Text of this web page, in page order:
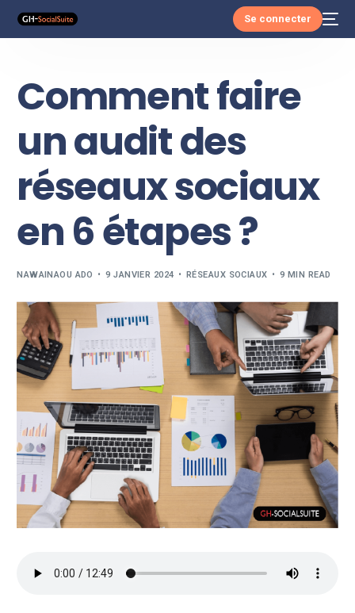
Se connecter
Comment faire
un audit des
réseaux sociaux
en 6 étapes ?
NAWAINAOU ADO 9 JANVIER 2024 RÉSEAUX SOCIAUX 9 MIN READ